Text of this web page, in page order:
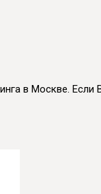
в Москве.